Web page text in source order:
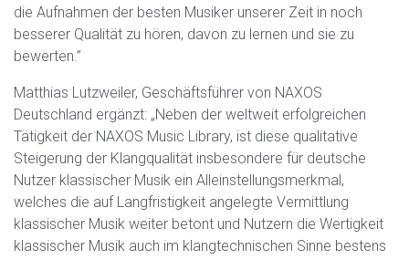
die Aufnahmen der besten Musiker unserer Zeit in noch
besserer Qualität zu hören, davon zu lernen und sie zu
bewerten.”
Matthias Lutzweiler, Geschäftsführer von NAXOS
Deutschland ergänzt: „Neben der weltweit erfolgreichen
Tätigkeit der NAXOS Music Library, ist diese qualitative
Steigerung der Klangqualität insbesondere für deutsche
Nutzer klassischer Musik ein Alleinstellungsmerkmal,
welches die auf Langfristigkeit angelegte Vermittlung
klassischer Musik weiter betont und Nutzern die Wertigkeit
klassischer Musik auch im klangtechnischen Sinne bestens